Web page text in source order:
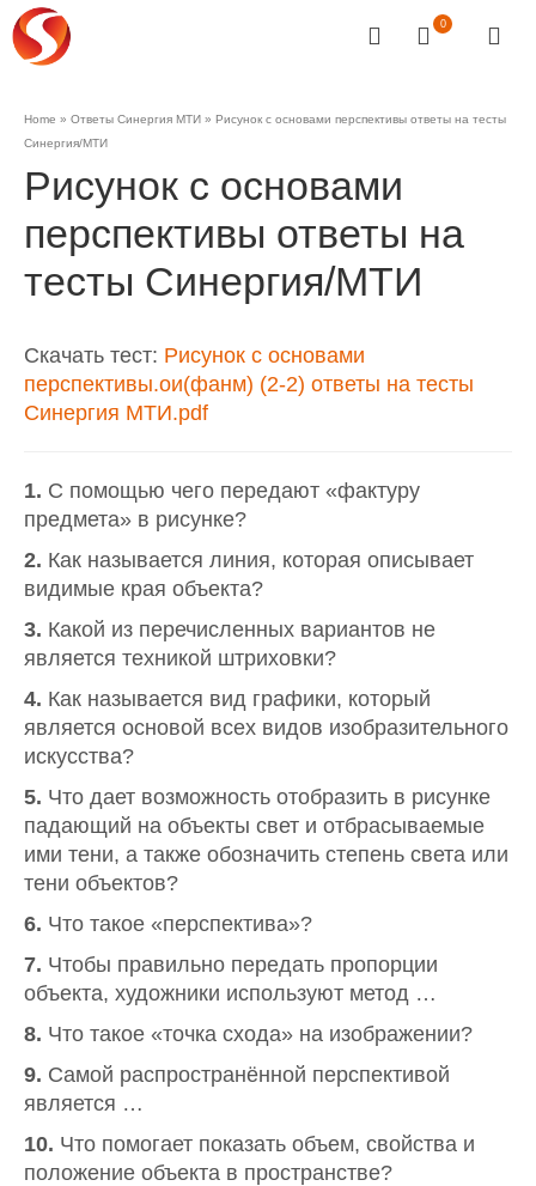
0
Home » Ответы Синергия МТИ » Рисунок с основами перспективы ответы на тесты
Синергия/МТИ
Рисунок с основами
перспективы ответы на
тесты Синергия/МТИ
Скачать тест: Рисунок с основами
перспективы.ои(фанм) (2-2) ответы на тесты
Синергия МТИ.pdf
1. С помощью чего передают «фактуру
предмета» в рисунке?
2. Как называется линия, которая описывает
видимые края объекта?
3. Какой из перечисленных вариантов не
является техникой штриховки?
4. Как называется вид графики, который
является основой всех видов изобразительного
искусства?
5. Что дает возможность отобразить в рисунке
падающий на объекты свет и отбрасываемые
ими тени, а также обозначить степень света или
тени объектов?
6. Что такое «перспектива»?
7. Чтобы правильно передать пропорции
объекта, художники используют метод …
8. Что такое «точка схода» на изображении?
9. Самой распространённой перспективой
является …
10. Что помогает показать объем, свойства и
положение объекта в пространстве?